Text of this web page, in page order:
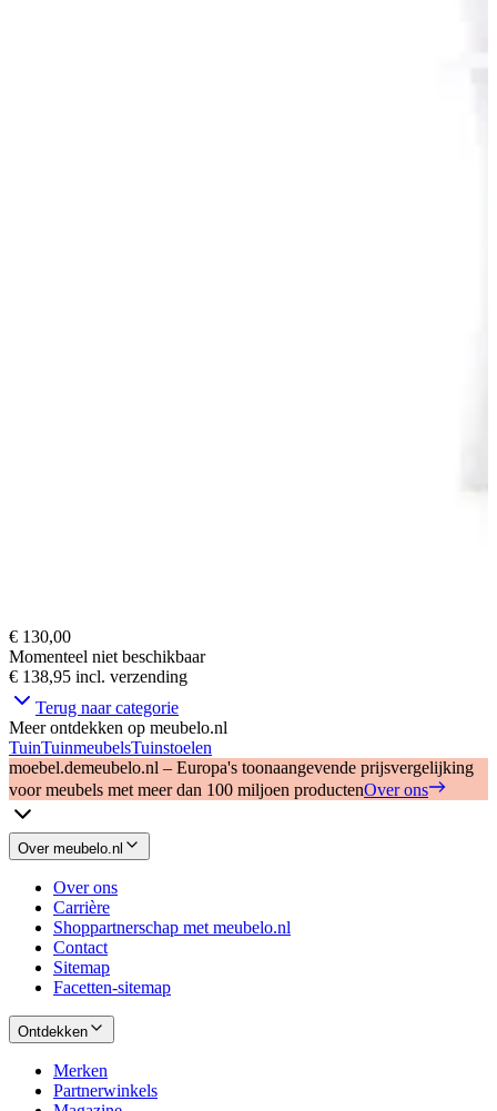
€ 130,00
Momenteel niet beschikbaar
€ 138,95 incl. verzending
Terug naar categorie
Meer ontdekken op meubelo.nl
TuinTuinmeubelsTuinstoelen
moebel.demeubelo.nl – Europa's toonaangevende prijsvergelijking
voor meubels met meer dan 100 miljoen productenOver ons
Over meubelo.nl
Over ons
Carrière
Shoppartnerschap met meubelo.nl
Contact
Sitemap
Facetten-sitemap
Ontdekken
Merken
Partnerwinkels